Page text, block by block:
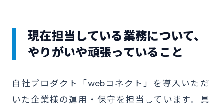
現在担当している業務について、
やりがいや頑張っていること
自社プロダクト「webコネクト」を導入いただ
いた企業様の運用・保守を担当しています。具